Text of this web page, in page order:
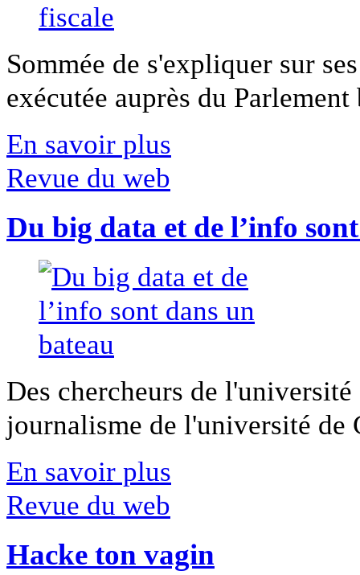
Sommée de s'expliquer sur
exécutée auprès du
En savoir plus
Revue du web
Du big data et de l’info
Des chercheurs de
journalisme de l'université
En savoir plus
Revue du web
Hacke ton vagin